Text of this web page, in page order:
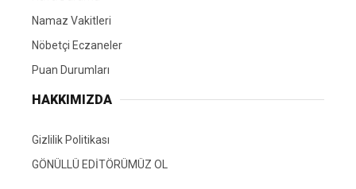
Namaz Vakitleri
Nöbetçi Eczaneler
Puan Durumları
HAKKIMIZDA
Gizlilik Politikası
GÖNÜLLÜ EDİTÖRÜMÜZ OL